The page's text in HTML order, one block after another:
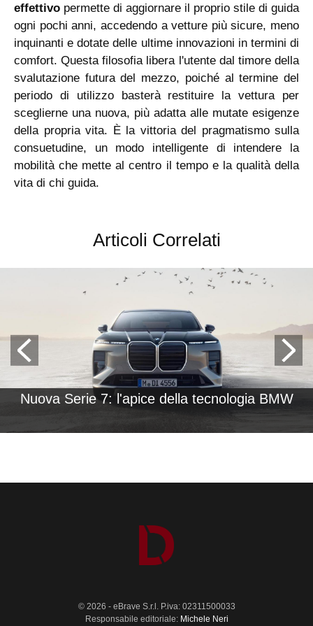
effettivo permette di aggiornare il proprio stile di guida
ogni pochi anni, accedendo a vetture più sicure, meno
inquinanti e dotate delle ultime innovazioni in termini di
comfort. Questa filosofia libera l'utente dal timore della
svalutazione futura del mezzo, poiché al termine del
periodo di utilizzo basterà restituire la vettura per
sceglierne una nuova, più adatta alle mutate esigenze
della propria vita. È la vittoria del pragmatismo sulla
consuetudine, un modo intelligente di intendere la
mobilità che mette al centro il tempo e la qualità della
vita di chi guida.
Articoli Correlati
Nuova Serie 7: l'apice della tecnologia BMW
© 2026 - eBrave S.r.l. P.iva: 02311500033
Responsabile editoriale: Michele Neri